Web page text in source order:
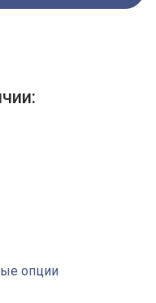
опции